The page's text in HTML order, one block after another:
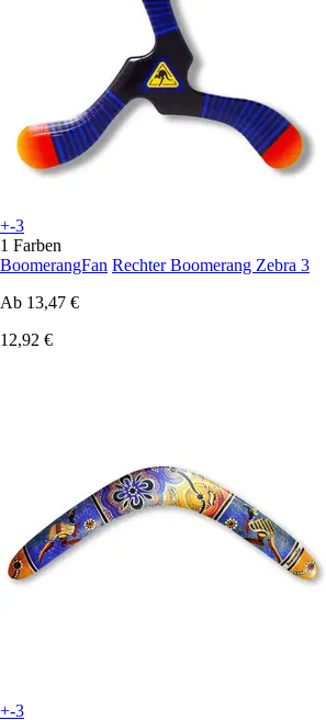
+-3
1 Farben
BoomerangFan Rechter Boomerang Zebra 3
Ab 13,47 €
12,92 €
+-3